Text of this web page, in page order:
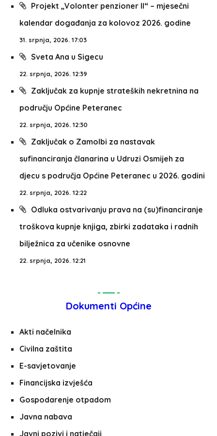
Projekt „Volonter penzioner II“ – mjesečni
kalendar događanja za kolovoz 2026. godine
31. srpnja, 2026. 17:03
Sveta Ana u Sigecu
22. srpnja, 2026. 12:39
Zaključak za kupnje strateških nekretnina na
području Općine Peteranec
22. srpnja, 2026. 12:30
Zaključak o Zamolbi za nastavak
sufinanciranja članarina u Udruzi Osmijeh za
djecu s područja Općine Peteranec u 2026. godini
22. srpnja, 2026. 12:22
Odluka ostvarivanju prava na (su)financiranje
troškova kupnje knjiga, zbirki zadataka i radnih
bilježnica za učenike osnovne
22. srpnja, 2026. 12:21
Dokumenti Općine
Akti načelnika
Civilna zaštita
E-savjetovanje
Financijska izvješća
Gospodarenje otpadom
Javna nabava
Javni pozivi i natječaji